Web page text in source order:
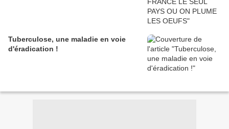
Tuberculose, une maladie en voie
d'éradication !